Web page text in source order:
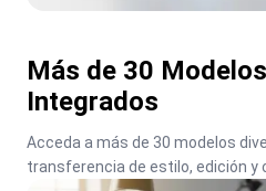
Más de 30
Integrados
Acceda a más de 30 modelos
transferencia de estilo, edición y